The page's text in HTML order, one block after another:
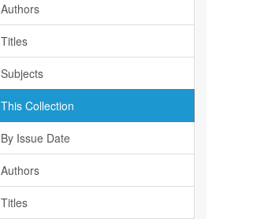
Authors
Titles
Subjects
This Collection
By Issue Date
Authors
Titles